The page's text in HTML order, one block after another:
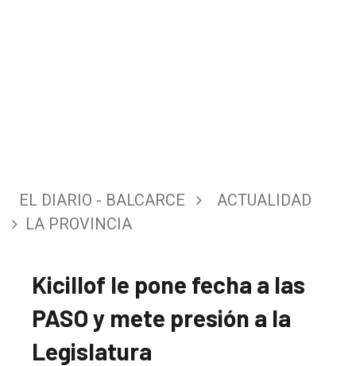
EL DIARIO - BALCARCE
ACTUALIDAD
LA PROVINCIA
Kicillof le pone fecha a las
PASO y mete presión a la
Legislatura